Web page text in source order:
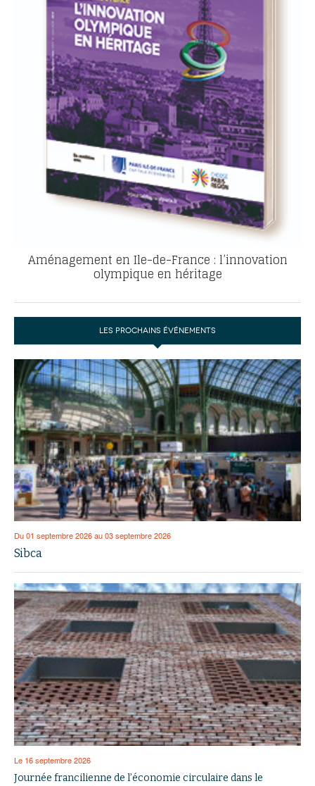
Aménagement en Ile-de-France : l’innovation
olympique en héritage
LES PROCHAINS ÉVÉNEMENTS
Du 01 septembre 2026 au 03 septembre 2026
Sibca
Le 16 septembre 2026
Journée francilienne de l’économie circulaire dans le